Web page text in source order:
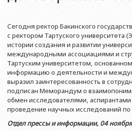
Членство БГУ в международных
Гранты и проекты
Ректоры
Выпускники БГУ
Почетные доктора
Образование в БГУ
Перечень специальностей
Деканы
Профсоюзный Комитет
Учебно-методический
Отдел
Отдел
Отдел
Служба
Сегодня ректор Бакинского
с ректором Тартуского университета
истории создания и развитии
международными ассоциациями и
Тартуским университетом,
информацию о деятельности и
выразил заинтересованность в
подписан Меморандум о
обмен исследователями,
проведение научных исследований
Отдел прессы и информации, 04